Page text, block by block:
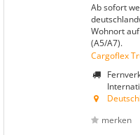
Ab sofort
Wohnort
(A5/A7).
Cargoflex
merken